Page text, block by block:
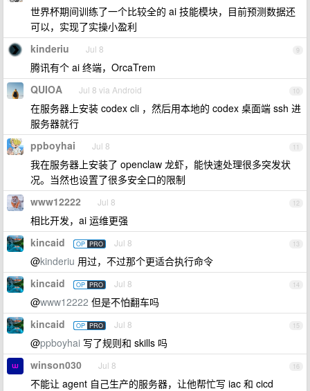
世界杯期间训练了一个比较全的 ai 技能模块，目前预测数据还
可以，实现了实操小盈利
9
kinderiu Jul 8
腾讯有个 ai 终端，OrcaTrem
10
QUIOA Jul 8 via Android
在服务器上安装 codex cli ，然后用本地的 codex 桌面端 ssh 进
服务器就行
11
ppboyhai Jul 8
我在服务器上安装了 openclaw 龙虾，能快速处理很多突发状
况。当然也设置了很多安全口的限制
12
www12222 Jul 8
相比开发，ai 运维更强
13
kincaid OP PRO Jul 8
@kinderiu 用过，不过那个更适合执行命令
14
kincaid OP PRO Jul 8
@www12222 但是不怕翻车吗
15
kincaid OP PRO Jul 8
@ppboyhai 写了规则和 skills 吗
16
winson030 Jul 8
不能让 agent 自己生产的服务器，让他帮忙写 iac 和 cicd